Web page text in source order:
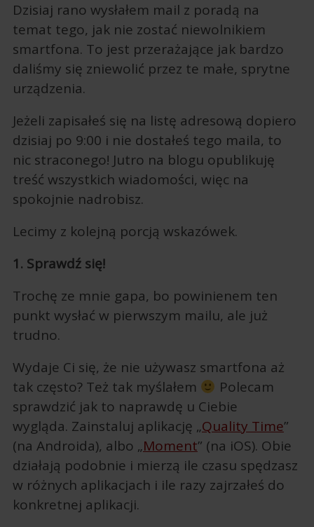
Dzisiaj rano wysłałem mail z poradą na
temat tego, jak nie zostać niewolnikiem
smartfona. To jest przerażające jak bardzo
daliśmy się zniewolić przez te małe, sprytne
urządzenia.
Jeżeli zapisałeś się na listę adresową dopiero
dzisiaj po 9:00 i nie dostałeś tego maila, to
nic straconego! Jutro na blogu opublikuję
treść wszystkich wiadomości, więc na
spokojnie nadrobisz.
Lecimy z kolejną porcją wskazówek.
1. Sprawdź się!
Trochę ze mnie gapa, bo powinienem ten
punkt wysłać w pierwszym mailu, ale już
trudno.
Wydaje Ci się, że nie używasz smartfona aż
tak często? Też tak myślałem
Polecam
sprawdzić jak to naprawdę u Ciebie
wygląda. Zainstaluj aplikację „Quality Time”
(na Androida), albo „Moment” (na iOS). Obie
działają podobnie i mierzą ile czasu spędzasz
w różnych aplikacjach i ile razy zajrzałeś do
konkretnej aplikacji.